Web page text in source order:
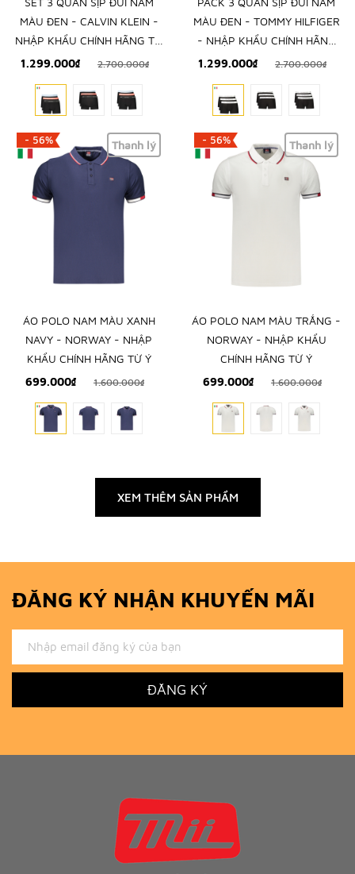
MÀU ĐEN - CALVIN KLEIN -
NHẬP KHẨU CHÍNH HÃNG TỪ
1.299.000₫ 2.700.000₫
MÀU ĐEN - TOMMY HILFIGER
- NHẬP KHẨU CHÍNH HÃNG
TỪ Ý
1.299.000₫ 2.700.000₫
- 56% Thanh lý
ÁO POLO NAM MÀU XANH
NAVY - NORWAY - NHẬP
KHẨU CHÍNH HÃNG TỪ Ý
699.000₫
1.600.000₫
- 56% Thanh lý
ÁO POLO NAM MÀU TRẮNG -
NORWAY - NHẬP KHẨU
CHÍNH HÃNG TỪ Ý
699.000₫
1.600.000₫
XEM THÊM SẢN PHẨM
ĐĂNG KÝ NHẬN KHUYẾN MÃI
ĐĂNG KÝ